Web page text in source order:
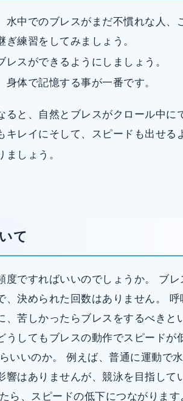
水中でのブレスがまだ不慣れな人、
練習をしてみましょう。
スができるようにしましょう。
体で記憶する事が一番です。
ると、自然とブレスがクロール中に
レイにそして、スピードも出せる
しょう。
て
度ですればいいのでしょうか。 ブ
決められた回数はありません。 呼
、苦しかったらブレスをするべきと
うしてもブレスの動作でスピードが
いいのか。 例えば、普通に運動で
響はありませんが、競泳を目指して
ら、スピードの低下につながりま